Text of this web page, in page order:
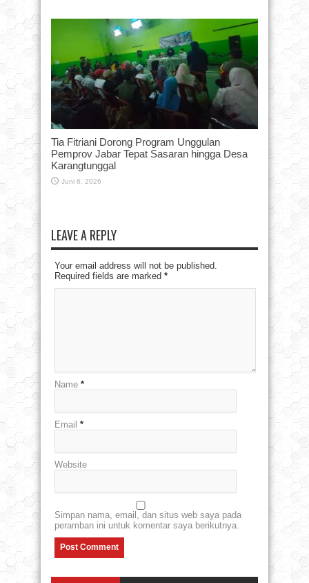
Tia Fitriani Dorong Program Unggulan
Pemprov Jabar Tepat Sasaran hingga Desa
Karangtunggal
Juni 6, 2026
LEAVE A REPLY
Your email address will not be published.
Required fields are marked *
Name *
Email *
Website
Simpan nama, email, dan situs web saya pada
peramban ini untuk komentar saya berikutnya.